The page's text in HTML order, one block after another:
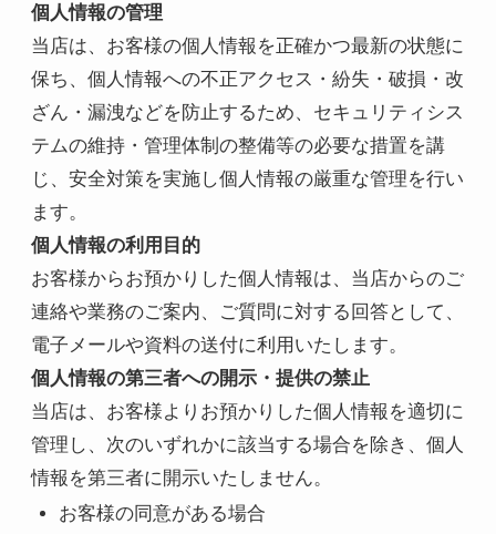
個人情報の管理
当店は、お客様の個人情報を正確かつ最新の状態に
保ち、個人情報への不正アクセス・紛失・破損・改
ざん・漏洩などを防止するため、セキュリティシス
テムの維持・管理体制の整備等の必要な措置を講
じ、安全対策を実施し個人情報の厳重な管理を行い
ます。
個人情報の利用目的
お客様からお預かりした個人情報は、当店からのご
連絡や業務のご案内、ご質問に対する回答として、
電子メールや資料の送付に利用いたします。
個人情報の第三者への開示・提供の禁止
当店は、お客様よりお預かりした個人情報を適切に
管理し、次のいずれかに該当する場合を除き、個人
情報を第三者に開示いたしません。
お客様の同意がある場合